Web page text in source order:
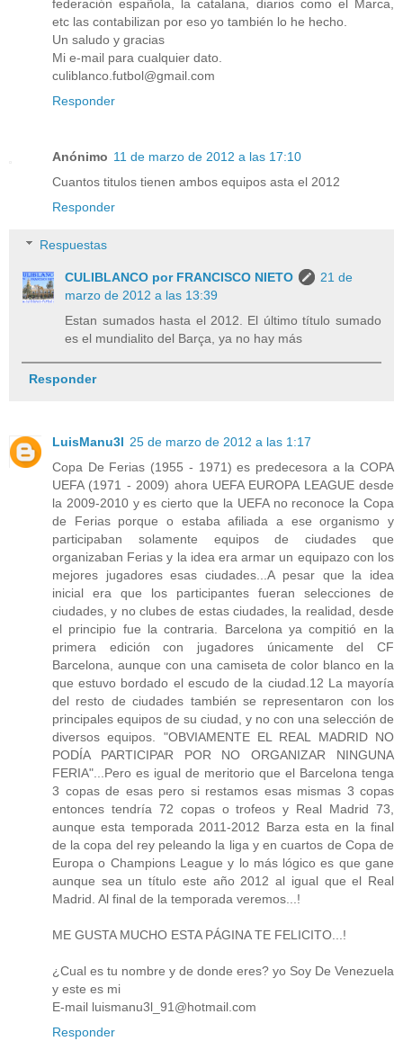
federación española, la catalana, diarios como el Marca,
etc las contabilizan por eso yo también lo he hecho.
Un saludo y gracias
Mi e-mail para cualquier dato.
culiblanco.futbol@gmail.com
Responder
Anónimo 11 de marzo de 2012 a las 17:10
Cuantos titulos tienen ambos equipos asta el 2012
Responder
Respuestas
CULIBLANCO por FRANCISCO NIETO
21 de
marzo de 2012 a las 13:39
Estan sumados hasta el 2012. El último título sumado
es el mundialito del Barça, ya no hay más
Responder
LuisManu3l 25 de marzo de 2012 a las 1:17
Copa De Ferias (1955 - 1971) es predecesora a la COPA
UEFA (1971 - 2009) ahora UEFA EUROPA LEAGUE desde
la 2009-2010 y es cierto que la UEFA no reconoce la Copa
de Ferias porque o estaba afiliada a ese organismo y
participaban solamente equipos de ciudades que
organizaban Ferias y la idea era armar un equipazo con los
mejores jugadores esas ciudades...A pesar que la idea
inicial era que los participantes fueran selecciones de
ciudades, y no clubes de estas ciudades, la realidad, desde
el principio fue la contraria. Barcelona ya compitió en la
primera edición con jugadores únicamente del CF
Barcelona, aunque con una camiseta de color blanco en la
que estuvo bordado el escudo de la ciudad.12 La mayoría
del resto de ciudades también se representaron con los
principales equipos de su ciudad, y no con una selección de
diversos equipos. "OBVIAMENTE EL REAL MADRID NO
PODÍA PARTICIPAR POR NO ORGANIZAR NINGUNA
FERIA"...Pero es igual de meritorio que el Barcelona tenga
3 copas de esas pero si restamos esas mismas 3 copas
entonces tendría 72 copas o trofeos y Real Madrid 73,
aunque esta temporada 2011-2012 Barza esta en la final
de la copa del rey peleando la liga y en cuartos de Copa de
Europa o Champions League y lo más lógico es que gane
aunque sea un título este año 2012 al igual que el Real
Madrid. Al final de la temporada veremos...!
ME GUSTA MUCHO ESTA PÁGINA TE FELICITO...!
¿Cual es tu nombre y de donde eres? yo Soy De Venezuela
y este es mi
E-mail luismanu3l_91@hotmail.com
Responder